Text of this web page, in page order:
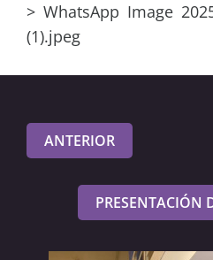
> WhatsApp Image
(1).jpeg
ANTERIOR
PRESENTACIÓN